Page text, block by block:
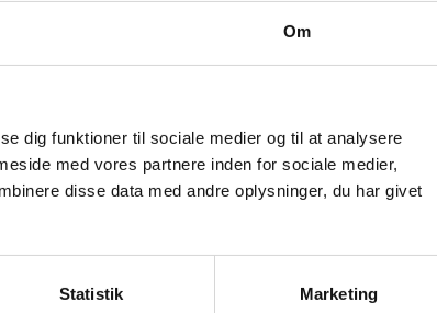
Om
dig funktioner til sociale medier og til at analysere
med vores partnere inden for sociale medier,
disse data med andre oplysninger, du har givet
Statistik Marketing